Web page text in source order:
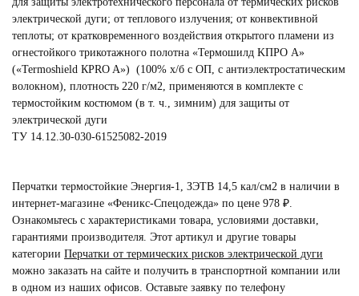
электрической дуги; от теплового излучения; от конвективной
теплоты; от кратковременного воздействия открытого пламени из
огнестойкого трикотажного полотна «Термошилд KПРО А»
(«Termoshield КPRO A») (100% х/б с ОП, с антиэлектростатическим
волокном), плотность 220 г/м2, применяются в комплекте с
термостойким костюмом (в т. ч., зимним) для защиты от
электрической дуги
ТУ 14.12.30-030-61525082-2019
Перчатки термостойкие Энергия-1, ЗЭТВ 14,5 кал/см2 в наличии в
интернет-магазине «Феникс-Спецодежда» по цене 978 ₽.
Ознакомьтесь с характеристиками товара, условиями доставки,
гарантиями производителя. Этот артикул и другие товары
категории Перчатки от термических рисков электрической дуги
можно заказать на сайте и получить в транспортной компании или
в одном из наших офисов. Оставьте заявку по телефону